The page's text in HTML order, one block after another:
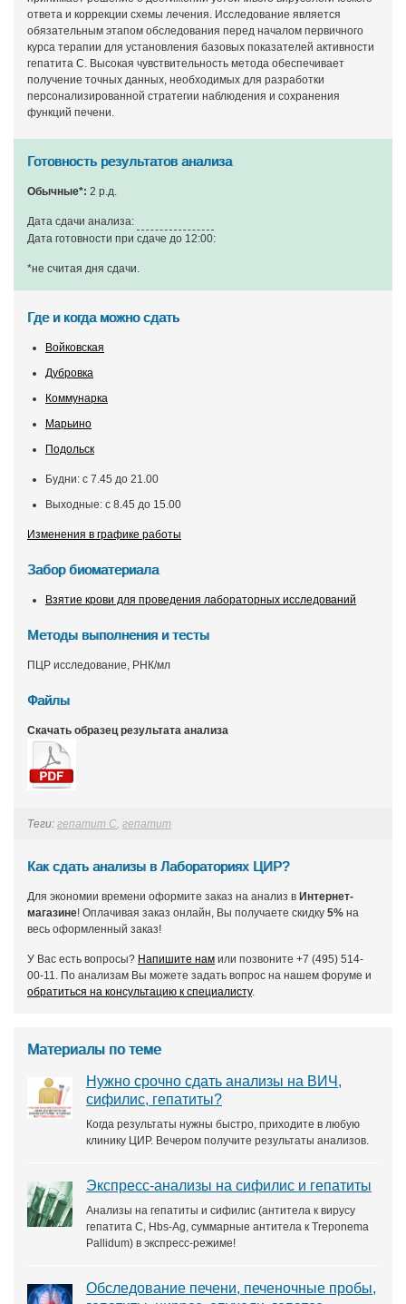
ответа и коррекции схемы лечения. Исследование является
обязательным этапом обследования перед началом первичного
курса терапии для установления базовых показателей активности
гепатита С. Высокая чувствительность метода обеспечивает
получение точных данных, необходимых для разработки
персонализированной стратегии наблюдения и сохранения
функций печени.
Готовность результатов анализа
Обычные*: 2 р.д.
Дата сдачи анализа:
Дата готовности при сдаче до 12:00:
*не считая дня сдачи.
Где и когда можно сдать
Войковская
Дубровка
Коммунарка
Марьино
Подольск
Будни: с 7.45 до 21.00
Выходные: с 8.45 до 15.00
Изменения в графике работы
Забор биоматериала
Взятие крови для проведения лабораторных исследований
Методы выполнения и тесты
ПЦР исследование, РНК/мл
Файлы
Скачать образец результата анализа
Теги: гепатит С, гепатит
Как сдать анализы в Лабораториях ЦИР?
Для экономии времени оформите заказ на анализ в Интернет-
магазине! Оплачивая заказ онлайн, Вы получаете скидку 5% на
весь оформленный заказ!
У Вас есть вопросы? Напишите нам или позвоните +7 (495) 514-
00-11. По анализам Вы можете задать вопрос на нашем форуме и
обратиться на консультацию к специалисту.
Материалы по теме
Нужно срочно сдать анализы на ВИЧ,
сифилис, гепатиты?
Когда результаты нужны быстро, приходите в любую
клинику ЦИР. Вечером получите результаты анализов.
Экспресс-анализы на сифилис и гепатиты
Анализы на гепатиты и сифилис (антитела к вирусу
гепатита С, Hbs-Ag, суммарные антитела к Treponema
Pallidum) в экспресс-режиме!
Обследование печени, печеночные пробы,